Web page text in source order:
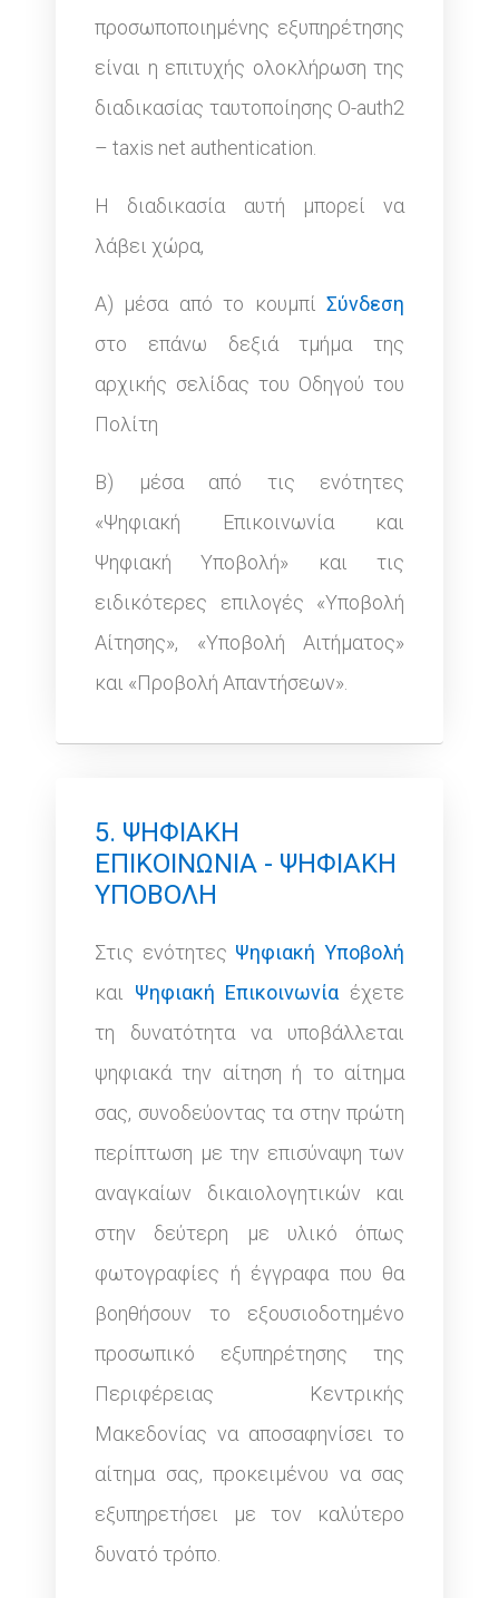
προσωποποιημένης εξυπηρέτησης
είναι η επιτυχής ολοκλήρωση της
διαδικασίας ταυτοποίησης O-auth2
– taxis net authentication.
Η διαδικασία αυτή μπορεί να
λάβει χώρα,
Α) μέσα από το κουμπί Σύνδεση
στο επάνω δεξιά τμήμα της
αρχικής σελίδας του Οδηγού του
Πολίτη
Β) μέσα από τις ενότητες
«Ψηφιακή Επικοινωνία και
Ψηφιακή Υποβολή» και τις
ειδικότερες επιλογές «Υποβολή
Αίτησης», «Υποβολή Αιτήματος»
και «Προβολή Απαντήσεων».
5. ΨΗΦΙΑΚΗ
ΕΠΙΚΟΙΝΩΝΙΑ - ΨΗΦΙΑΚΗ
ΥΠΟΒΟΛΗ
Στις ενότητες Ψηφιακή Υποβολή
και Ψηφιακή Επικοινωνία έχετε
τη δυνατότητα να υποβάλλεται
ψηφιακά την αίτηση ή το αίτημα
σας, συνοδεύοντας τα στην πρώτη
περίπτωση με την επισύναψη των
αναγκαίων δικαιολογητικών και
στην δεύτερη με υλικό όπως
φωτογραφίες ή έγγραφα που θα
βοηθήσουν το εξουσιοδοτημένο
προσωπικό εξυπηρέτησης της
Περιφέρειας Κεντρικής
Μακεδονίας να αποσαφηνίσει το
αίτημα σας, προκειμένου να σας
εξυπηρετήσει με τον καλύτερο
δυνατό τρόπο.